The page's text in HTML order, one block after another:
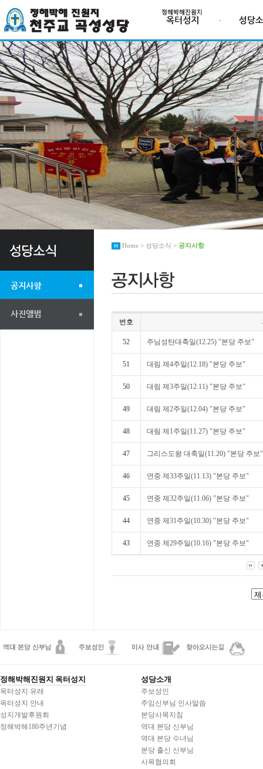
Home > 성당소식 > 공지사항
번호
52 주님성탄대축일(12.25) "본당 주보"
51 대림 제4주일(12.18) "본당 주보"
50 대림 제3주일(12.11) "본당 주보"
49 대림 제2주일(12.04) "본당 주보"
48 대림 제1주일(11.27) "본당 주보"
47 그리스도왕 대축일(11.20) "본당 주보"
46 연중 제33주일(11.13) "본당 주보"
45 연중 제32주일(11.06) "본당 주보"
44 연중 제31주일(10.30) "본당 주보"
43 연중 제29주일(10.16) "본당 주보"
정해박해진원지 옥터성지
옥터성지 유래
옥터성지 안내
성지개발후원회
정해박해180주년기념
성당소개
주보성인
주임신부님 인사말씀
본당사목지침
역대 본당 신부님
역대 본당 수녀님
본당 출신 신부님
사목협의회